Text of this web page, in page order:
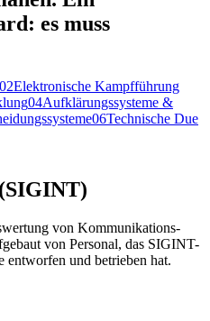
es muss
02Elektronische Kampfführung
04Aufklärungssysteme &
06Technische Due
von Kommunikations-
von Personal, das SIGINT-
entworfen und betrieben hat.